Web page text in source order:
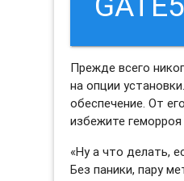
Прежде всего
на опции
обеспечение. От
избежите
«Ну а что делать,
Без паники, пару